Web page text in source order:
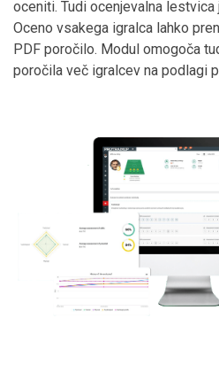
oceniti. Tudi ocenjevalna
Oceno vsakega igralca lahko
PDF poročilo. Modul omogoča
poročila več igralcev na podlagi